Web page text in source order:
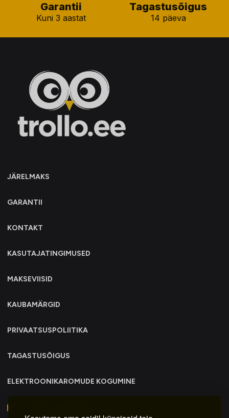
Garantii
Kuni 3 aastat
Tagastusõigus
14 päeva
JÄRELMAKS
GARANTII
KONTAKT
KASUTAJATINGIMUSED
MAKSEVIISID
KAUBAMÄRGID
PRIVAATSUSPOLIITIKA
TAGASTUSÕIGUS
ELEKTROONIKAROMUDE KOGUMINE